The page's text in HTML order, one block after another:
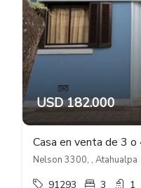
USD 182.000
Nelson 3300, , Atahualpa
91293 3 1